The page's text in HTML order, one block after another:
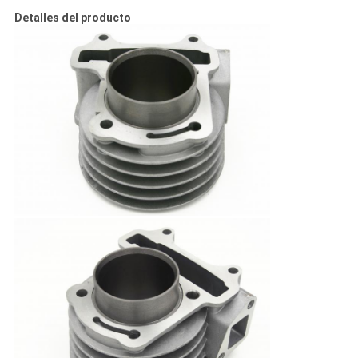
Detalles del producto